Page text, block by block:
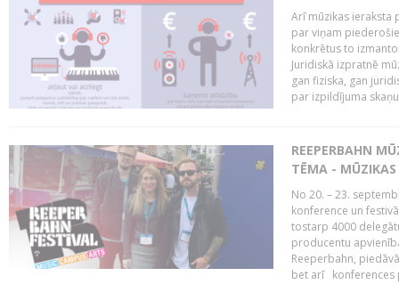
Arī mūzikas ieraksta
par viņam
konkrētus to
Juridiskā izpratnē
gan fiziska, gan
par izpildījuma
REEPERBAHN
TĒMA -
No 20. – 23.
konference un
tostarp 4000
producentu
Reeperbahn,
bet arī konferences